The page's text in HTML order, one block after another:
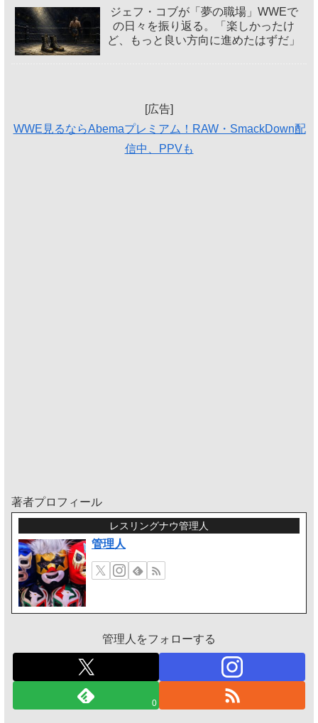
ジェフ・コブが「夢の職場」WWEで
の日々を振り返る。「楽しかったけ
ど、もっと良い方向に進めたはずだ」
[広告]
WWE見るならAbemaプレミアム！RAW・SmackDown配
信中、PPVも
著者プロフィール
レスリングナウ管理人
管理人
管理人をフォローする
0